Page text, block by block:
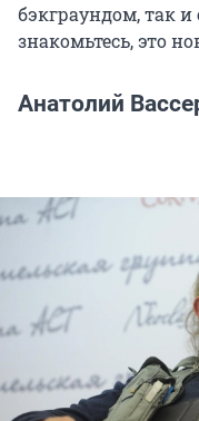
бэкграундом, так
знакомьтесь, это
Анатолий